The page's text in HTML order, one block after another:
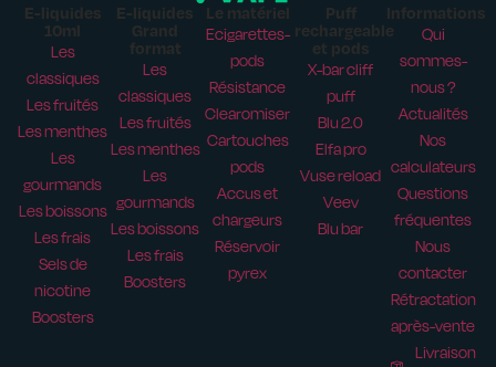
E-liquides
10ml
Les
classiques
Les fruités
Les menthes
Les
gourmands
Les boissons
Les frais
Sels de
nicotine
Boosters
E-liquides
Grand
format
Les
classiques
Les fruités
Les menthes
Les
gourmands
Les boissons
Les frais
Boosters
Le matériel
Ecigarettes-
pods
Résistance
Clearomiser
Cartouches
pods
Accus et
chargeurs
Réservoir
pyrex
Puff
rechargeable
et pods
X-bar cliff
puff
Blu 2.0
Elfa pro
Vuse reload
Veev
Blu bar
Informations
Qui
sommes-
nous ?
Actualités
Nos
calculateurs
Questions
fréquentes
Nous
contacter
Rétractation
après-vente
Livraison